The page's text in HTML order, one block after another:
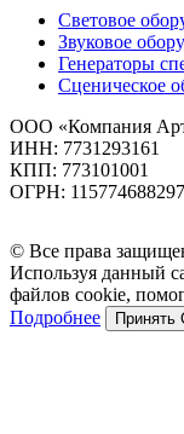
Световое
Звуковое
Генераторы
Сценическое
ООО «Компания
ИНН: 7731293161
КПП: 773101001
ОГРН:
© Все права
Используя данный
файлов cookie,
Подробнее
Принять